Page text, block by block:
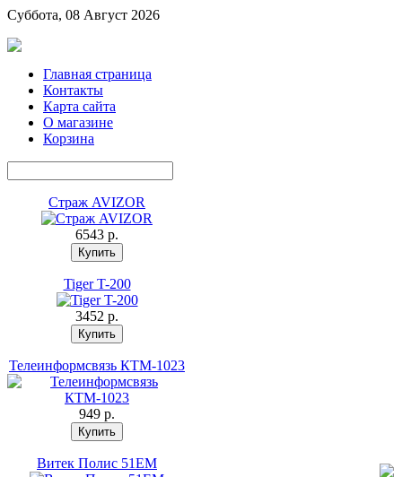
Суббота, 08 Август 2026
Главная страница
Контакты
Карта сайта
О магазине
Корзина
Страж AVIZOR
6543 p.
Tiger T-200
3452 p.
Телеинформсвязь КТМ-1023
949 p.
Витек Полис 51EМ